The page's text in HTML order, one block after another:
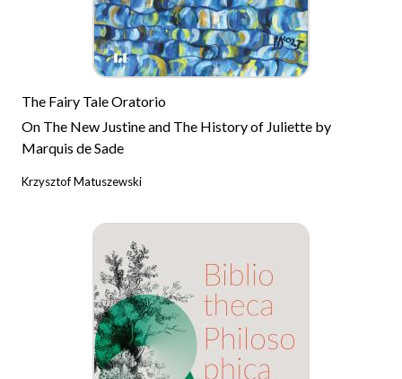
The Fairy Tale Oratorio
On The New Justine and The History of Juliette by
Marquis de Sade
Krzysztof Matuszewski